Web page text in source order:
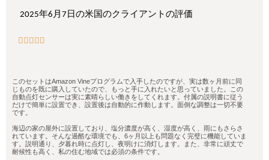
2025年6月7日の米国のクライアントの評価

このセットはAmazon Vineプログラムで入手したのですが、実は数ヶ月前に同
じものを既に購入していたので、もっと手に入れたいと思っていました。この
自動点灯センサーは実に素晴らしい働きをしてくれます。付属の説明書に従う
だけで簡単に設置でき、設置後は自動的に作動します。面倒な調整は一切不要
です。
海辺の家の屋外に設置しており、塩分濃度が高く、湿度が高く、雨にもさらさ
れています。そんな過酷な環境でも、6ヶ月以上も問題なく完璧に機能していま
す。説明通り、夕暮れ時に点灯し、夜明けに消灯します。また、非常に頑丈で
耐候性も高く、私の住む地域では必須の条件です。